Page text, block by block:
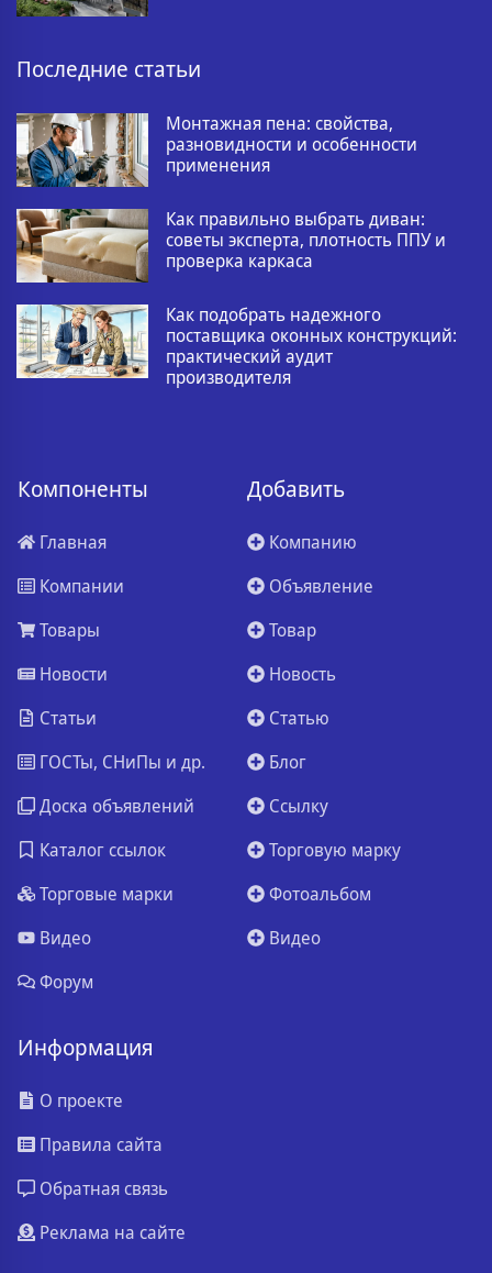
Последние статьи
Монтажная пена: свойства,
разновидности и особенности
применения
Как правильно выбрать диван:
советы эксперта, плотность ППУ и
проверка каркаса
Как подобрать надежного
поставщика оконных конструкций:
практический аудит
производителя
Компоненты
Главная
Компании
Товары
Новости
Статьи
ГОСТы, СНиПы и др.
Доска объявлений
Каталог ссылок
Торговые марки
Видео
Форум
Добавить
Компанию
Объявление
Товар
Новость
Статью
Блог
Ссылку
Торговую марку
Фотоальбом
Видео
Информация
О проекте
Правила сайта
Обратная связь
Реклама на сайте